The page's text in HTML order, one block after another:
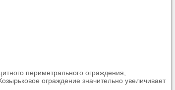
периметрального ограждения,
ограждение значительно увеличивает